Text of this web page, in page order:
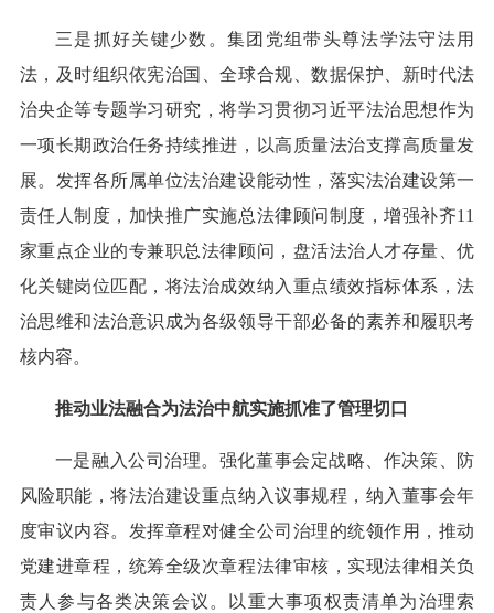
三是抓好关键少数。集团党组带头尊法学法守法用
法，及时组织依宪治国、全球合规、数据保护、新时代法
治央企等专题学习研究，将学习贯彻习近平法治思想作为
一项长期政治任务持续推进，以高质量法治支撑高质量发
展。发挥各所属单位法治建设能动性，落实法治建设第一
责任人制度，加快推广实施总法律顾问制度，增强补齐11
家重点企业的专兼职总法律顾问，盘活法治人才存量、优
化关键岗位匹配，将法治成效纳入重点绩效指标体系，法
治思维和法治意识成为各级领导干部必备的素养和履职考
核内容。
推动业法融合为法治中航实施抓准了管理切口
一是融入公司治理。强化董事会定战略、作决策、防
风险职能，将法治建设重点纳入议事规程，纳入董事会年
度审议内容。发挥章程对健全公司治理的统领作用，推动
党建进章程，统筹全级次章程法律审核，实现法律相关负
责人参与各类决策会议。以重大事项权责清单为治理索